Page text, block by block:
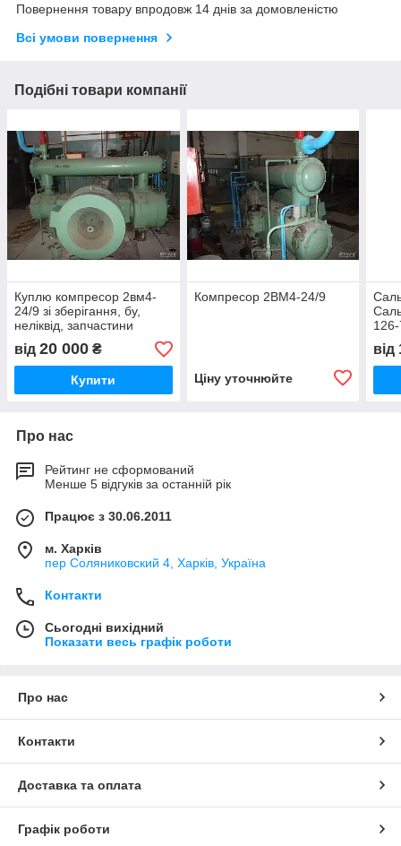
Повернення товару впродовж 14 днів за домовленістю
Всі умови повернення
Подібні товари компанії
Куплю компресор 2вм4-
24/9 зі зберігання, бу,
неліквід, запчастини
від 20 000 ₴
Купити
Компресор 2ВМ4-24/9
Ціну уточнюйте
від
Про нас
Рейтинг не сформований
Менше 5 відгуків за останній рік
Працює з 30.06.2011
м. Харків
пер Соляниковский 4, Харків, Україна
Контакти
Сьогодні вихідний
Показати весь графік роботи
Про нас
Контакти
Доставка та оплата
Графік роботи